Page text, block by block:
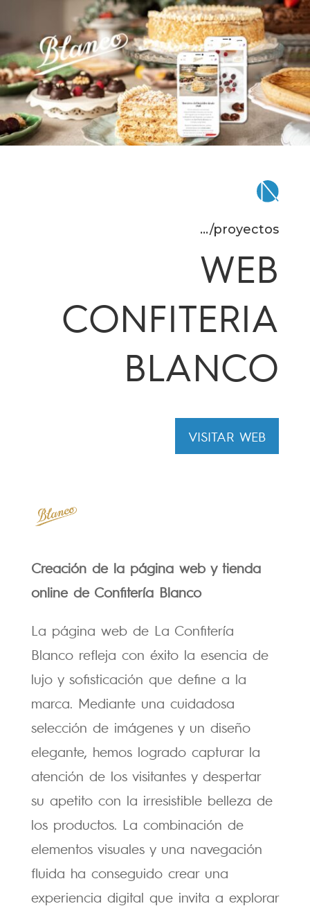
.../proyectos
WEB
CONFITERIA
BLANCO
VISITAR WEB
Creación de la página web y tienda
online de Confitería Blanco
La página web de La Confitería
Blanco refleja con éxito la esencia de
lujo y sofisticación que define a la
marca. Mediante una cuidadosa
selección de imágenes y un diseño
elegante, hemos logrado capturar la
atención de los visitantes y despertar
su apetito con la irresistible belleza de
los productos. La combinación de
elementos visuales y una navegación
fluida ha conseguido crear una
experiencia digital que invita a explorar